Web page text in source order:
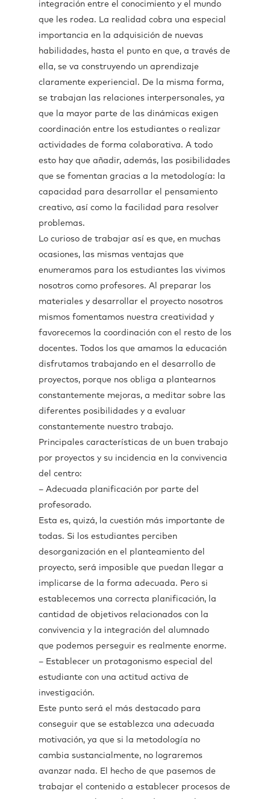
integración entre el conocimiento y el mundo
que les rodea. La realidad cobra una especial
importancia en la adquisición de nuevas
habilidades, hasta el punto en que, a través de
ella, se va construyendo un aprendizaje
claramente experiencial. De la misma forma,
se trabajan las relaciones interpersonales, ya
que la mayor parte de las dinámicas exigen
coordinación entre los estudiantes o realizar
actividades de forma colaborativa. A todo
esto hay que añadir, además, las posibilidades
que se fomentan gracias a la metodología: la
capacidad para desarrollar el pensamiento
creativo, así como la facilidad para resolver
problemas.
Lo curioso de trabajar así es que, en muchas
ocasiones, las mismas ventajas que
enumeramos para los estudiantes las vivimos
nosotros como profesores. Al preparar los
materiales y desarrollar el proyecto nosotros
mismos fomentamos nuestra creatividad y
favorecemos la coordinación con el resto de los
docentes. Todos los que amamos la educación
disfrutamos trabajando en el desarrollo de
proyectos, porque nos obliga a plantearnos
constantemente mejoras, a meditar sobre las
diferentes posibilidades y a evaluar
constantemente nuestro trabajo.
Principales características de un buen trabajo
por proyectos y su incidencia en la convivencia
del centro:
– Adecuada planificación por parte del
profesorado.
Esta es, quizá, la cuestión más importante de
todas. Si los estudiantes perciben
desorganización en el planteamiento del
proyecto, será imposible que puedan llegar a
implicarse de la forma adecuada. Pero si
establecemos una correcta planificación, la
cantidad de objetivos relacionados con la
convivencia y la integración del alumnado
que podemos perseguir es realmente enorme.
– Establecer un protagonismo especial del
estudiante con una actitud activa de
investigación.
Este punto será el más destacado para
conseguir que se establezca una adecuada
motivación, ya que si la metodología no
cambia sustancialmente, no lograremos
avanzar nada. El hecho de que pasemos de
trabajar el contenido a establecer procesos de